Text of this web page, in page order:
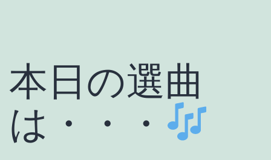
本日の選曲
は・・・